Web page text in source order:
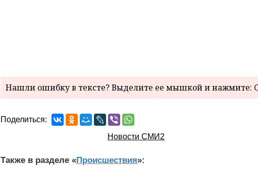
Нашли ошибку в тексте? Выделите ее мышкой и нажмите:
Поделиться:
Новости СМИ2
Также в разделе «Происшествия»: